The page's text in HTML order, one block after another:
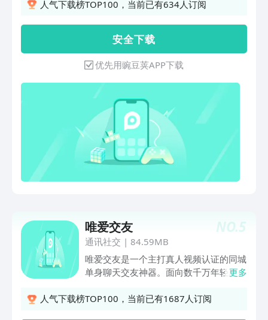
帮你找到尽兴交流的有趣灵魂-看更好玩
的内容，交有趣的朋友，做真实的自己不
论你是斜杠青年、文艺青年、创业精英还
是日常打工魂，你都可以在这里找到属于
自己的星球和朋友～ 来Soul吧！上Soul
APP内反馈或发邮件给我们：
soul@soulapp.cn或通过公众号反馈给我
们：soulappwithyou
人认证标志即可放心热聊，信息真实可
周处cp，线上交友聊呗，遇见附近有趣的
灵魂伴侣，告别单身。【速配交友】一键
速配交友，快速匹配异性单身对象，深夜
不再孤单，开始甜蜜同城邂逅之旅。
人气下载榜TOP100，当前已有634人订阅
安 全 下 载
优先用豌豆荚APP下载
NO.5
唯爱交友
通讯社交 | 84.59MB
唯爱交友是一个主打真人视频认证的同城
单身聊天交友神器。面向数千万年轻用户
畅所欲言，让你分分钟单身进，成双出。
更多
人气下载榜TOP100，当前已有1687人订阅